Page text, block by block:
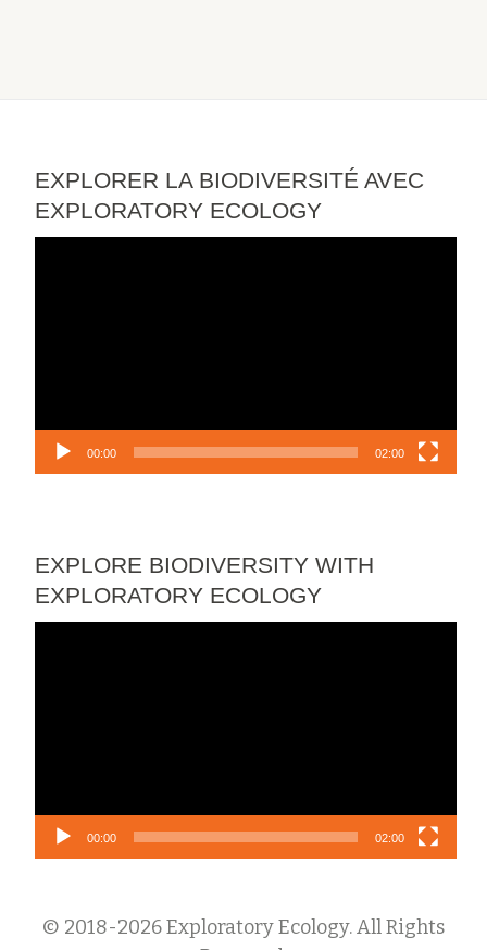
EXPLORER LA BIODIVERSITÉ AVEC
EXPLORATORY ECOLOGY
00:00 02:00
EXPLORE BIODIVERSITY WITH
EXPLORATORY ECOLOGY
00:00 02:00
© 2018-2026 Exploratory Ecology. All Rights